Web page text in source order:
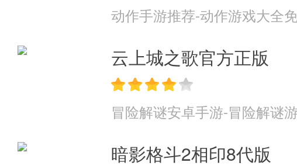
· 所有奖励翻倍,所有售卖半价
动作手游推荐-动作游戏大全
云上城之歌官方正版
冒险解谜安卓手游-冒险解谜
暗影格斗2相印8代版